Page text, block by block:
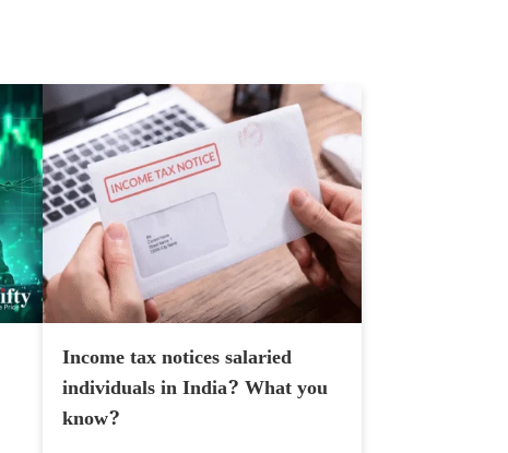
Income tax notices salaried
individuals in India? What you
know?